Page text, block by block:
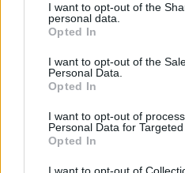
not limited to your visit or
grant or deny consent to
use your data for below
consent section.
I want to opt-out of the
personal data.
Opted In
I want to opt-out of the
Personal Data.
Opted In
I want to opt-out of
Personal Data for Targeted
Opted In
elérhető polgári képeken
megmutathatja a helyzetet
a polgári műhold, amit a
ilyenkor jótékonyan